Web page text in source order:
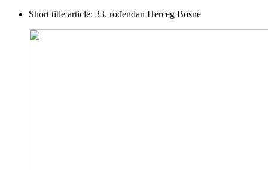
Short title article: 33. rođendan Herceg Bosne